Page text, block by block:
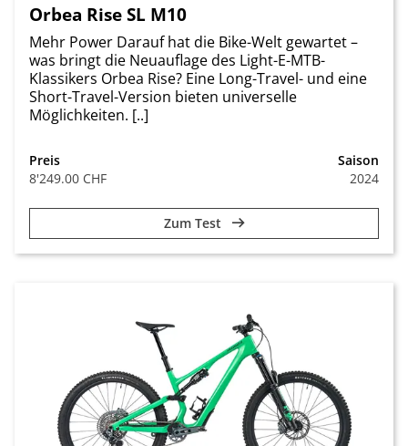
Orbea Rise SL M10
Mehr Power Darauf hat die Bike-Welt gewartet –
was bringt die Neuauflage des Light-E-MTB-
Klassikers Orbea Rise? Eine Long-Travel- und eine
Short-Travel-Version bieten universelle
Möglichkeiten. [..]
Preis
8'249.00 CHF
Saison
2024
Zum Test